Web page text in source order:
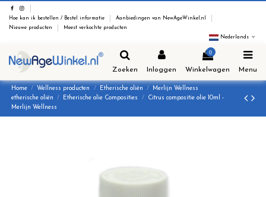
Hoe kan ik bestellen / Bestel informatie
Aanbiedingen van NewAgeWinkel.nl
Nieuwe producten
Meest verkochte producten
Nederlands
Zoeken Inloggen
0
Winkelwagen Menu
Home Wellness producten Etherische oliën
Merlijn Wellness
etherische oliën
Etherische olie Composities
Citrus compositie olie 10ml -
Merlijn Wellness